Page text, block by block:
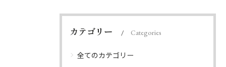
カテゴリー Categories
全てのカテゴリー